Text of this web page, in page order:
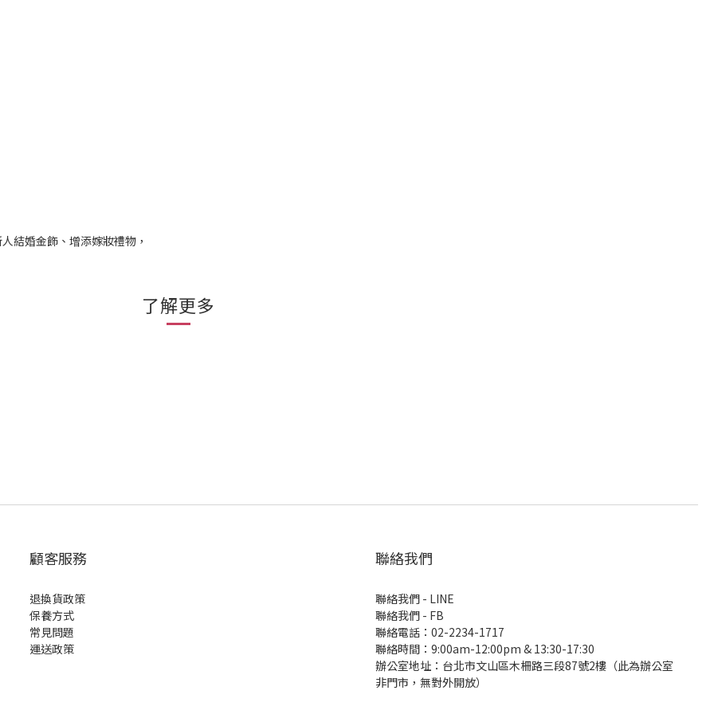
結婚金飾、增添嫁妝禮物，
了解更多
顧客服務
退換貨政策
保養方式
常見問題
運送政策
聯絡我們
聯絡我們 - LINE
聯絡我們 - FB
聯絡電話：02-2234-1717
聯絡時間：9:00am-12:00pm & 13:30-17:30
辦公室地址：台北市文山區木柵路三段87號2樓（此為辦公室
非門市，無對外開放）